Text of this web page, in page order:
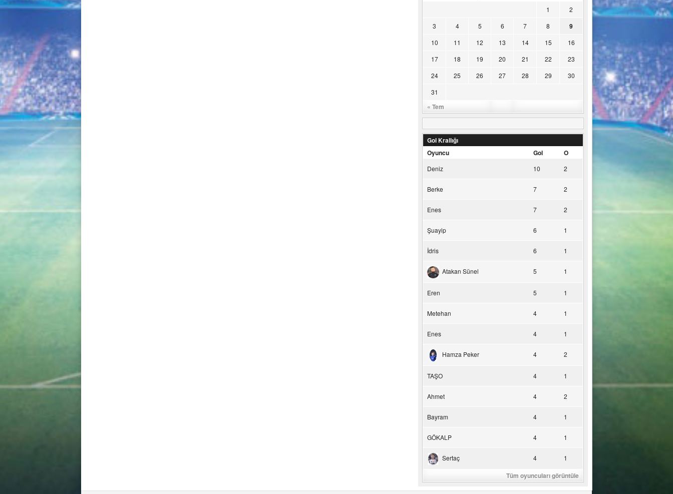
« Tem
1
2
3
4 5 6 7 8 9
10 11 12 13 14 15
16
17
18 19 20 21 22
23
24
25 26 27 28 29
30
31
Gol Krallığı
Oyuncu
Gol O
Deniz 10 2
Berke 7 2
Enes 7 2
Şuayip 6 1
İdris 6 1
Atakan Sünel 5 1
Eren 5 1
Metehan 4 1
Enes 4 1
Hamza Peker 4 2
TAŞO 4 1
Ahmet 4 2
Bayram 4 1
GÖKALP 4 1
Sertaç 4 1
Tüm oyuncuları görüntüle